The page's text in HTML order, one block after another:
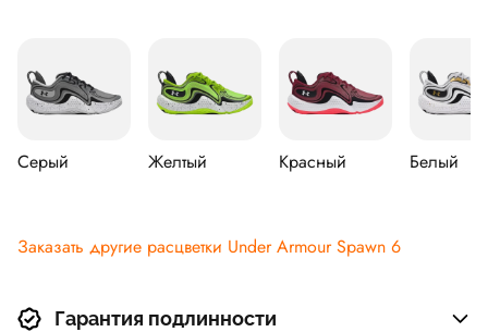
Серый Желтый Красный Белый
Заказать другие расцветки Under Armour Spawn 6
Гарантия подлинности